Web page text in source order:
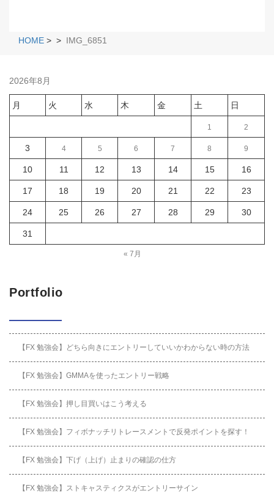
HOME > > IMG_6851
2026年8月
月 火 水 木 金 土 日
1 2
3 4 5 6 7 8 9
10 11 12 13 14 15 16
17 18 19 20 21 22 23
24 25 26 27 28 29 30
31
« 7月
Portfolio
【FX 勉強会】どちら向きにエントリーしていいかわからない時の方法
【FX 勉強会】GMMAを使ったエントリー戦略
【FX 勉強会】押し目買いはこう考える
【FX 勉強会】フィボナッチリトレースメントで反発ポイントを探す！
【FX 勉強会】下げ（上げ）止まりの確認の仕方
【FX 勉強会】ストキャスティクスがエントリーサイン